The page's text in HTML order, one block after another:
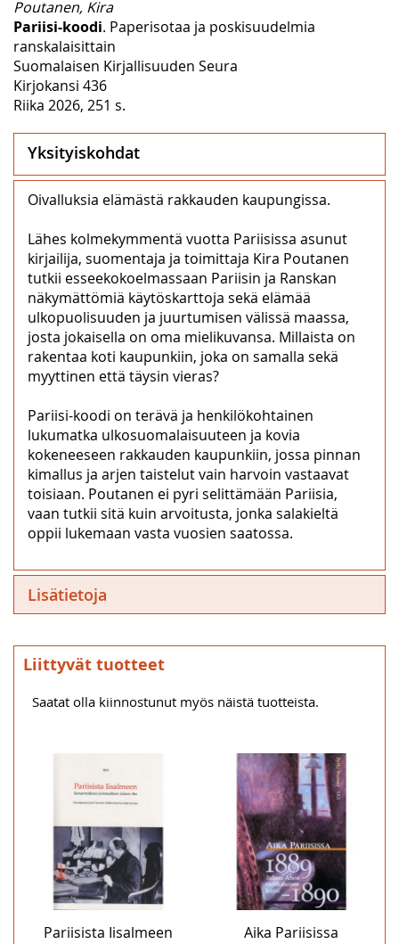
Poutanen, Kira
Pariisi-koodi. Paperisotaa ja poskisuudelmia
ranskalaisittain
Suomalaisen Kirjallisuuden Seura
Kirjokansi 436
Riika 2026, 251 s.
Yksityiskohdat
Oivalluksia elämästä rakkauden kaupungissa.
Lähes kolmekymmentä vuotta Pariisissa asunut
kirjailija, suomentaja ja toimittaja Kira Poutanen
tutkii esseekokoelmassaan Pariisin ja Ranskan
näkymättömiä käytöskarttoja sekä elämää
ulkopuolisuuden ja juurtumisen välissä maassa,
josta jokaisella on oma mielikuvansa. Millaista on
rakentaa koti kaupunkiin, joka on samalla sekä
myyttinen että täysin vieras?
Pariisi-koodi on terävä ja henkilökohtainen
lukumatka ulkosuomalaisuuteen ja kovia
kokeneeseen rakkauden kaupunkiin, jossa pinnan
kimallus ja arjen taistelut vain harvoin vastaavat
toisiaan. Poutanen ei pyri selittämään Pariisia,
vaan tutkii sitä kuin arvoitusta, jonka salakieltä
oppii lukemaan vasta vuosien saatossa.
Lisätietoja
Liittyvät tuotteet
Saatat olla kiinnostunut myös näistä tuotteista.
Pariisista Iisalmeen Aika Pariisissa